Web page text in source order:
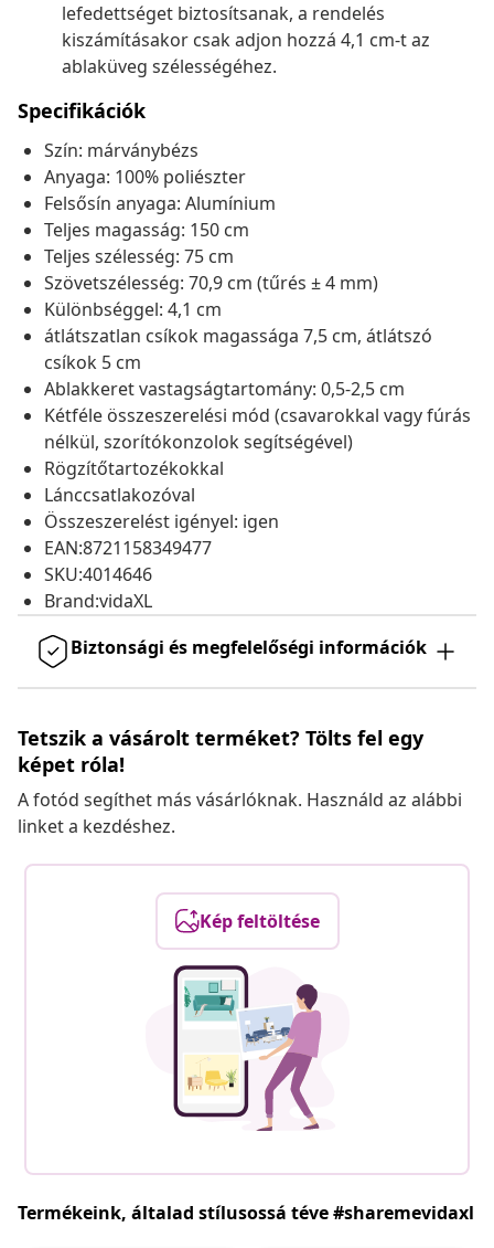
lefedettséget biztosítsanak, a rendelés
kiszámításakor csak adjon hozzá 4,1 cm-t az
ablaküveg szélességéhez.
Specifikációk
Szín: márványbézs
Anyaga: 100% poliészter
Felsősín anyaga: Alumínium
Teljes magasság: 150 cm
Teljes szélesség: 75 cm
Szövetszélesség: 70,9 cm (tűrés ± 4 mm)
Különbséggel: 4,1 cm
átlátszatlan csíkok magassága 7,5 cm, átlátszó
csíkok 5 cm
Ablakkeret vastagságtartomány: 0,5-2,5 cm
Kétféle összeszerelési mód (csavarokkal vagy fúrás
nélkül, szorítókonzolok segítségével)
Rögzítőtartozékokkal
Lánccsatlakozóval
Összeszerelést igényel: igen
EAN:8721158349477
SKU:4014646
Brand:vidaXL
Biztonsági és megfelelőségi információk
Tetszik a vásárolt terméket? Tölts fel egy
képet róla!
A fotód segíthet más vásárlóknak. Használd az alábbi
linket a kezdéshez.
Kép feltöltése
Termékeink, általad stílusossá téve #sharemevidaxl